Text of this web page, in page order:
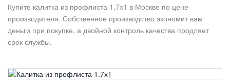
Купите калитка из профлиста 1.7х1 в Москве по цене
производителя. Собственное производство экономит вам
деньги при покупке, а двойной контроль качества продляет
срок службы.